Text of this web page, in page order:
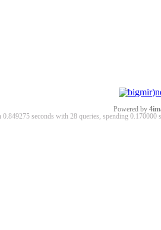
Powered by
0.849275 seconds with 28 queries, spending